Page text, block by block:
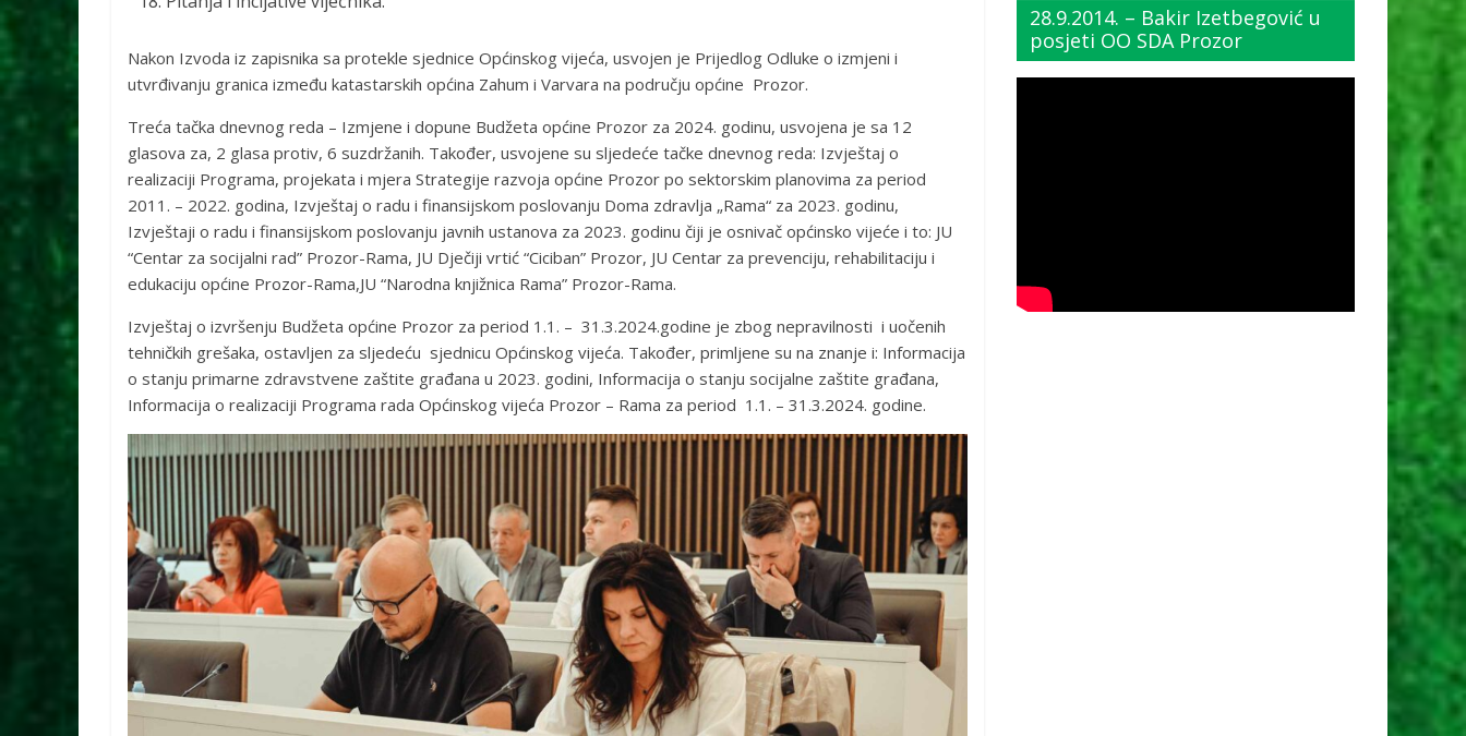
Nakon Izvoda iz zapisnika sa protekle sjednice Općinskog vijeća, usvojen je Prijedlog Odluke o izmjeni i
utvrđivanju granica između katastarskih općina Zahum i Varvara na području općine Prozor.
Treća tačka dnevnog reda – Izmjene i dopune Budžeta općine Prozor za 2024. godinu, usvojena je sa 12
glasova za, 2 glasa protiv, 6 suzdržanih. Također, usvojene su sljedeće tačke dnevnog reda: Izvještaj o
realizaciji Programa, projekata i mjera Strategije razvoja općine Prozor po sektorskim planovima za period
2011. – 2022. godina, Izvještaj o radu i finansijskom poslovanju Doma zdravlja „Rama“ za 2023. godinu,
Izvještaji o radu i finansijskom poslovanju javnih ustanova za 2023. godinu čiji je osnivač općinsko vijeće i to: JU
“Centar za socijalni rad” Prozor-Rama, JU Dječiji vrtić “Ciciban” Prozor, JU Centar za prevenciju, rehabilitaciju i
edukaciju općine Prozor-Rama,JU “Narodna knjižnica Rama” Prozor-Rama.
Izvještaj o izvršenju Budžeta općine Prozor za period 1.1. – 31.3.2024.godine je zbog nepravilnosti i uočenih
tehničkih grešaka, ostavljen za sljedeću sjednicu Općinskog vijeća. Također, primljene su na znanje i: Informacija
o stanju primarne zdravstvene zaštite građana u 2023. godini, Informacija o stanju socijalne zaštite građana,
Informacija o realizaciji Programa rada Općinskog vijeća Prozor – Rama za period 1.1. – 31.3.2024. godine.
28.9.2014. – Bakir Izetbegović u
posjeti OO SDA Prozor